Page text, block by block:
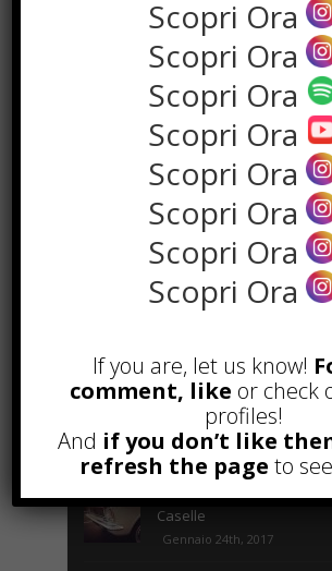
Novembre 22nd, 2016
Comprare visite YouTube: i
vantaggi TOP!
Novembre 2nd, 2017
Parcheggiare low-cost a
Caselle
Gennaio 24th, 2017
Scopri Ora
Scopri Ora
Scopri Ora
Scopri Ora
Scopri Ora
Scopri Ora
Scopri Ora
Scopri Ora
If you are, let us know!
comment, like or check
profiles!
And if you don’t like
refresh the page to